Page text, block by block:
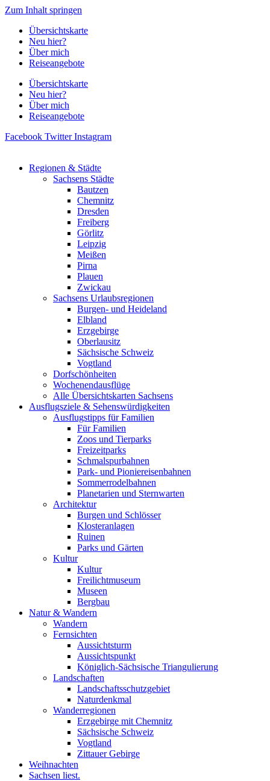
Zum Inhalt springen
Übersichtskarte
Neu hier?
Über mich
Reiseangebote
Übersichtskarte
Neu hier?
Über mich
Reiseangebote
Facebook Twitter Instagram
Regionen & Städte
Sachsens Städte
Bautzen
Chemnitz
Dresden
Freiberg
Görlitz
Leipzig
Meißen
Pirna
Plauen
Zwickau
Sachsens Urlaubsregionen
Burgen- und Heideland
Elbland
Erzgebirge
Oberlausitz
Sächsische Schweiz
Vogtland
Dorfschönheiten
Wochenendausflüge
Alle Übersichtskarten Sachsens
Ausflugsziele & Sehenswürdigkeiten
Ausflugstipps für Familien
Für Familien
Zoos und Tierparks
Freizeitparks
Schmalspurbahnen
Park- und Pioniereisenbahnen
Sommerrodelbahnen
Planetarien und Sternwarten
Architektur
Burgen und Schlösser
Klosteranlagen
Ruinen
Parks und Gärten
Kultur
Kultur
Freilichtmuseum
Museen
Bergbau
Natur & Wandern
Wandern
Fernsichten
Aussichtsturm
Aussichtspunkt
Königlich-Sächsische Triangulierung
Landschaften
Landschaftsschutzgebiet
Naturdenkmal
Wanderregionen
Erzgebirge mit Chemnitz
Sächsische Schweiz
Vogtland
Zittauer Gebirge
Weihnachten
Sachsen liest.